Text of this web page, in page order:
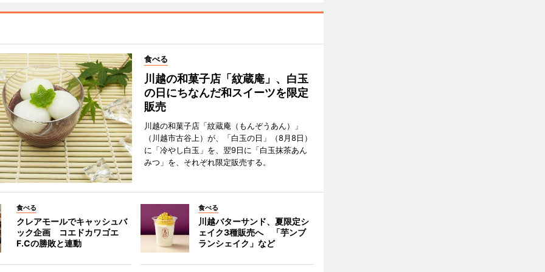
食べる
川越の和菓子店「紋蔵庵」、白玉
の日にちなんだ和スイーツを限定
販売
川越の和菓子店「紋蔵庵（もんぞうあん）」
（川越市古谷上）が、「白玉の日」（8月8日）
に「冷やし白玉」を、翌9日に「白玉抹茶あん
みつ」を、それぞれ限定販売する。
食べる
クレアモールでキャッシュバ
ック企画 コエドカワゴエ
F.Cの勝敗と連動
食べる
川越バターサンド、夏限定シ
ェイク3種販売へ 「芋ンブ
ランシェイク」など